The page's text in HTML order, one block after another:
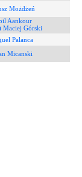
Możdżeń
Aankour
Maciej Górski
Palanca
Micanski